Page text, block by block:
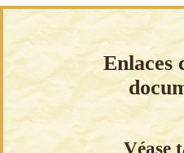
Enlaces
Véase